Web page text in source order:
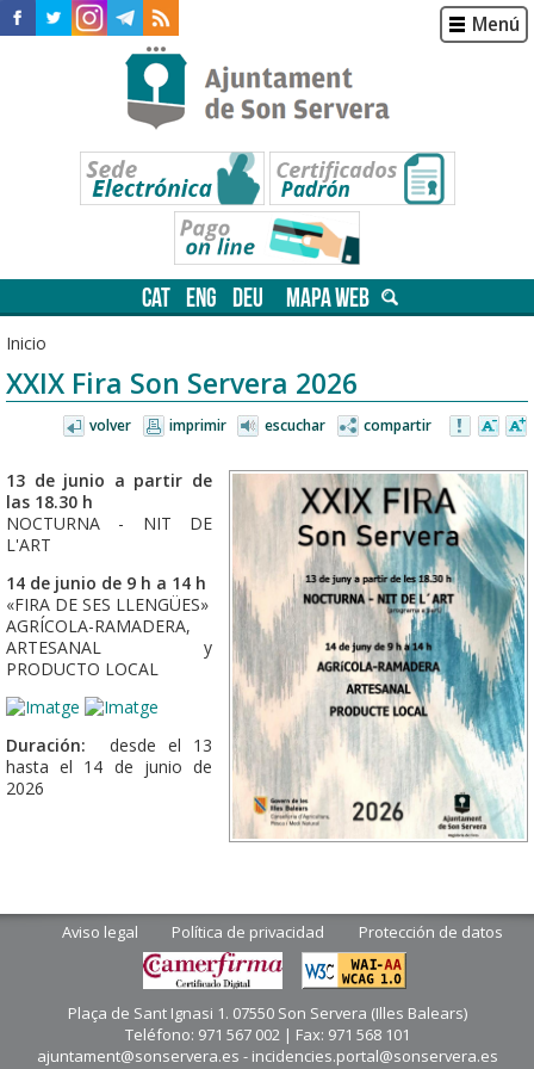
Menú
CAT ENG DEU MAPA WEB
Inicio
XXIX Fira Son Servera 2026
volver imprimir escuchar compartir
13 de junio a partir de
las 18.30 h
NOCTURNA - NIT DE
L'ART
14 de junio de 9 h a 14 h
«FIRA DE SES LLENGÜES»
AGRÍCOLA-RAMADERA,
ARTESANAL y
PRODUCTO LOCAL
Duración:
desde el 13
hasta el 14 de junio de
2026
Aviso legal Política de privacidad Protección de datos
Plaça de Sant Ignasi 1. 07550 Son Servera (Illes Balears)
Teléfono: 971 567 002 | Fax: 971 568 101
ajuntament@sonservera.es - incidencies.portal@sonservera.es